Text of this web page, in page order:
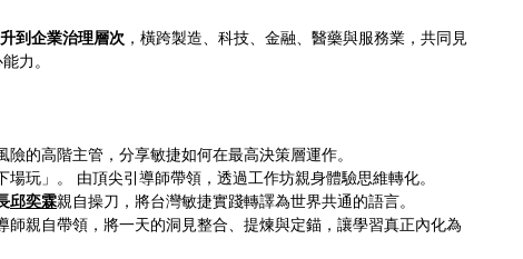
到企業治理層次 ，橫跨製造、科技、金融、醫藥與服務業，共同見
力。
險的高階主管，分享敏捷如何在最高決策層運作。
場玩」。 由頂尖引導師帶領，透過工作坊親身體驗思維轉化。
邱奕霖親自操刀，將台灣敏捷實踐轉譯為世界共通的語言。
師親自帶領，將一天的洞見整合、提煉與定錨，讓學習真正內化為